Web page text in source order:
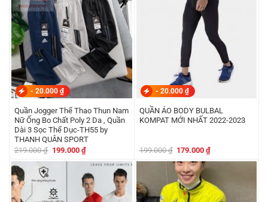
- 20.000 ₫
Quần Jogger Thể Thao Thun Nam
Nữ Ống Bo Chất Poly 2 Da , Quần
Dài 3 Sọc Thể Dục-TH55 by
THANH QUÂN SPORT
219.000₫ Giá
là:
219.000 ₫.
199.000 ₫Giá
hiện
tại
là:
199.000 ₫.
- 20.000 ₫
QUẦN ÁO BODY BULBAL
KOMPAT MỚI NHẤT 2022-2023
199.000₫ Giá
là:
199.000 ₫.
179.000₫Giá
tại